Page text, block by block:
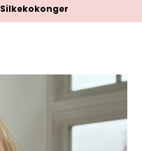
Silkekokonger